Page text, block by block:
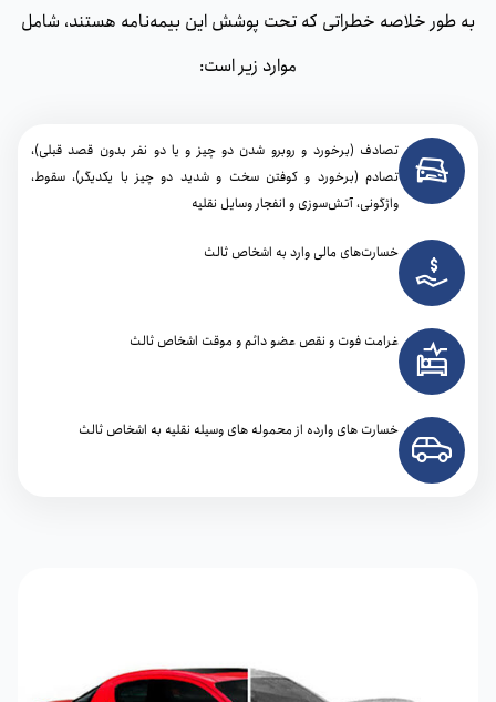
به طور خلاصه خطراتی که تحت پوشش این بیمه‌نامه هستند، شامل
موارد زیر است:
تصادف (برخورد و روبرو شدن دو چیز و یا دو نفر بدون قصد قبلی)،
تصادم (برخورد و کوفتن سخت و شدید دو چیز با یکدیگر)، سقوط،
واژگونی، آتش‌سوزی و انفجار وسایل نقلیه
خسارت‌های مالی وارد به اشخاص ثالث
غرامت فوت و نقص عضو دائم و موقت اشخاص ثالث
خسارت های وارده از محموله های وسیله نقلیه به اشخاص ثالث